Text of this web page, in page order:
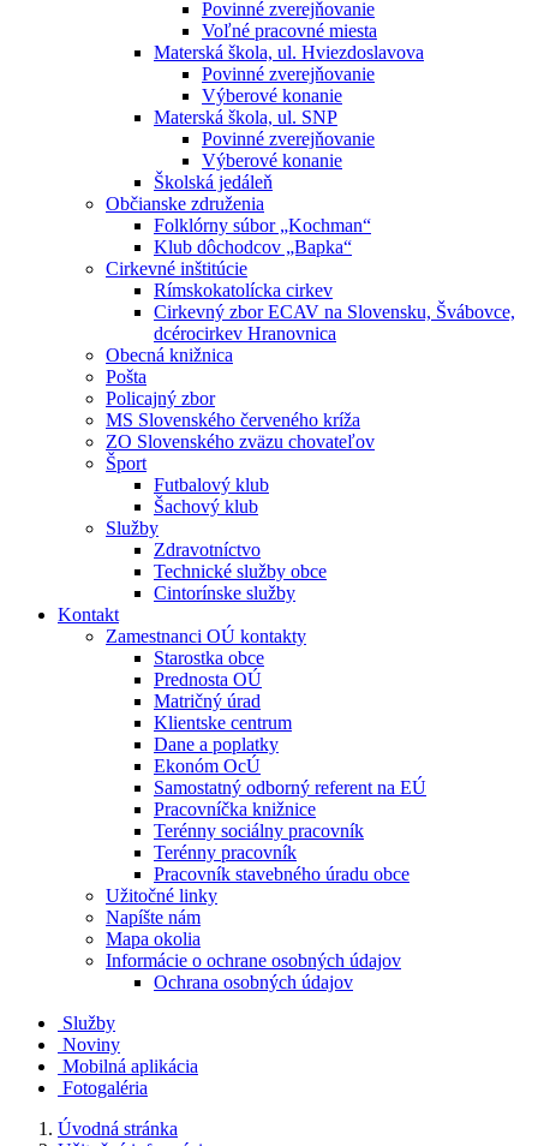
Povinné zverejňovanie
Voľné pracovné miesta
Materská škola, ul. Hviezdoslavova
Povinné zverejňovanie
Výberové konanie
Materská škola, ul. SNP
Povinné zverejňovanie
Výberové konanie
Školská jedáleň
Občianske združenia
Folklórny súbor „Kochman“
Klub dôchodcov „Bapka“
Cirkevné inštitúcie
Rímskokatolícka cirkev
Cirkevný zbor ECAV na Slovensku, Švábovce,
dcérocirkev Hranovnica
Obecná knižnica
Pošta
Policajný zbor
MS Slovenského červeného kríža
ZO Slovenského zväzu chovateľov
Šport
Futbalový klub
Šachový klub
Služby
Zdravotníctvo
Technické služby obce
Cintorínske služby
Kontakt
Zamestnanci OÚ kontakty
Starostka obce
Prednosta OÚ
Matričný úrad
Klientske centrum
Dane a poplatky
Ekonóm OcÚ
Samostatný odborný referent na EÚ
Pracovníčka knižnice
Terénny sociálny pracovník
Terénny pracovník
Pracovník stavebného úradu obce
Užitočné linky
Napíšte nám
Mapa okolia
Informácie o ochrane osobných údajov
Ochrana osobných údajov
Služby
Noviny
Mobilná aplikácia
Fotogaléria
Úvodná stránka